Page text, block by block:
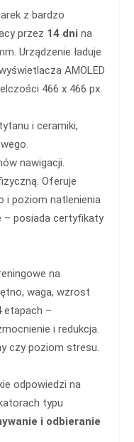
z bardzo
przez 14 dni na
Urządzenie ładuje
AMOLED
466 x 466 px.
i ceramiki,
nawigacji.
Oferuje
i poziom natlenienia
– posiada certyfikaty
na
waga, wzrost
etapach –
i redukcja.
czy poziom stresu.
odpowiedzi na
typu
i odbieranie